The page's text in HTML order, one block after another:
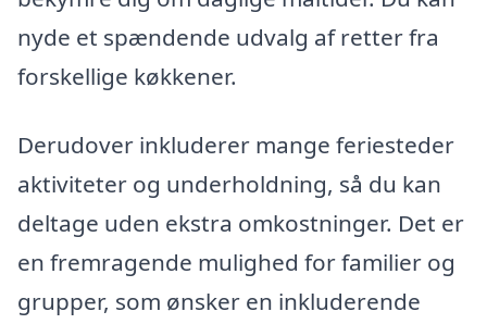
nyde et spændende udvalg af retter fra
forskellige køkkener.
Derudover inkluderer mange feriesteder
aktiviteter og underholdning, så du kan
deltage uden ekstra omkostninger. Det er
en fremragende mulighed for familier og
grupper, som ønsker en inkluderende